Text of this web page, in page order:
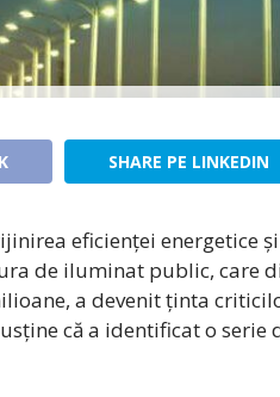
SHARE PE LINKEDIN
eficienței energetice
de iluminat public, care
a devenit ținta
că a identificat o